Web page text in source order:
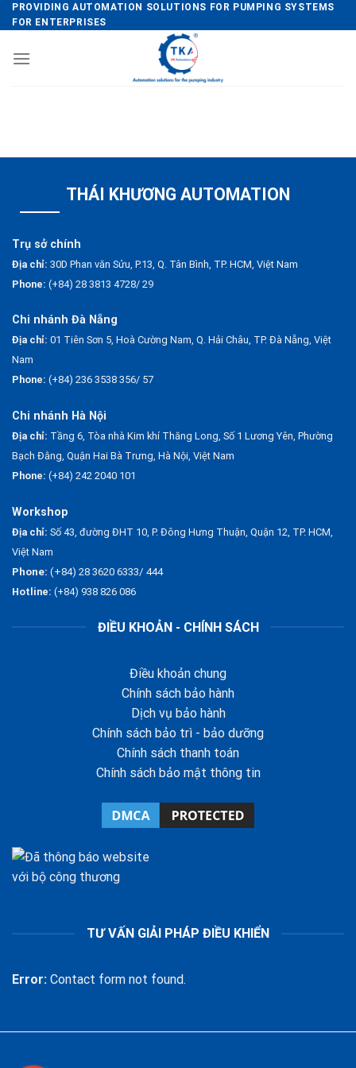
Skip
to
PROVIDING AUTOMATION SOLUTIONS FOR PUMPING SYSTEMS
FOR ENTERPRISES
THÁI KHƯƠNG AUTOMATION
Trụ sở chính
Địa chỉ: 30D Phan văn Sửu, P.13, Q. Tân Bình, TP. HCM, Việt Nam
Phone: (+84) 28 3813 4728/ 29
Chi nhánh Đà Nẵng
Địa chỉ: 01 Tiên Sơn 5, Hoà Cường Nam, Q. Hải Châu, TP. Đà Nẵng, Việt
Nam
Phone: (+84) 236 3538 356/ 57
Chi nhánh Hà Nội
Địa chỉ: Tầng 6, Tòa nhà Kim khí Thăng Long, Số 1 Lương Yên, Phường
Bạch Đằng, Quận Hai Bà Trưng, Hà Nội, Việt Nam
Phone: (+84) 242 2040 101
Workshop
Địa chỉ: Số 43, đường ĐHT 10, P. Đông Hưng Thuận, Quận 12, TP. HCM,
Việt Nam
Phone: (+84) 28 3620 6333/ 444
Hotline: (+84) 938 826 086
ĐIỀU KHOẢN - CHÍNH SÁCH
Điều khoản chung
Chính sách bảo hành
Dịch vụ bảo hành
Chính sách bảo trì - bảo dưỡng
Chính sách thanh toán
Chính sách bảo mật thông tin
TƯ VẤN GIẢI PHÁP ĐIỀU KHIỂN
Error: Contact form not found.